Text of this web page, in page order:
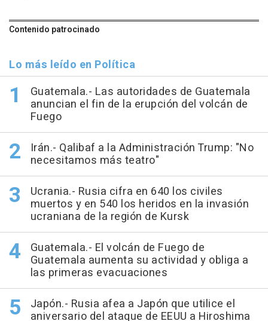
Contenido patrocinado
Lo más leído en Política
Guatemala.- Las autoridades de Guatemala
anuncian el fin de la erupción del volcán de
Fuego
Irán.- Qalibaf a la Administración Trump: "No
necesitamos más teatro"
Ucrania.- Rusia cifra en 640 los civiles
muertos y en 540 los heridos en la invasión
ucraniana de la región de Kursk
Guatemala.- El volcán de Fuego de
Guatemala aumenta su actividad y obliga a
las primeras evacuaciones
Japón.- Rusia afea a Japón que utilice el
aniversario del ataque de EEUU a Hiroshima